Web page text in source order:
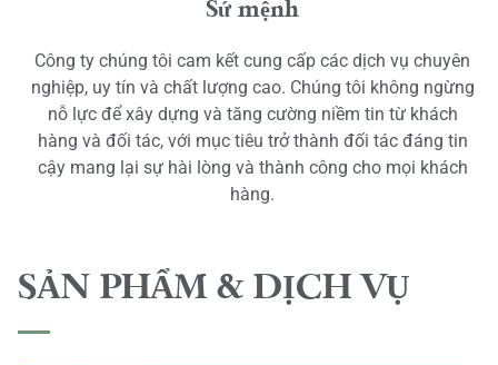
Sứ mệnh
Công ty chúng tôi cam kết cung cấp các dịch vụ chuyên
nghiệp, uy tín và chất lượng cao. Chúng tôi không ngừng
nỗ lực để xây dựng và tăng cường niềm tin từ khách
hàng và đối tác, với mục tiêu trở thành đối tác đáng tin
cậy mang lại sự hài lòng và thành công cho mọi khách
hàng.
SẢN PHẨM & DỊCH VỤ